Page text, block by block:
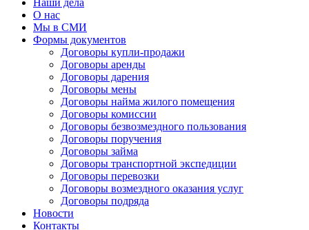
Наши дела
О нас
Мы в СМИ
Формы документов
Договоры купли-продажи
Договоры аренды
Договоры дарения
Договоры мены
Договоры найма жилого помещения
Договоры комиссии
Договоры безвозмездного пользования
Договоры поручения
Договоры займа
Договоры транспортной экспедиции
Договоры перевозки
Договоры возмездного оказания услуг
Договоры подряда
Новости
Контакты